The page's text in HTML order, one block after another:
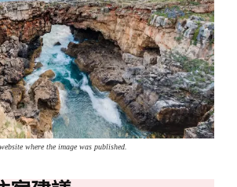
where the image was published.